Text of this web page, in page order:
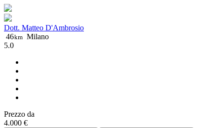
Dott. Matteo D'Ambrosio
46km Milano
5.0
Prezzo da
4.000 €